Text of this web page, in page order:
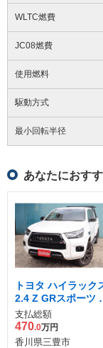
WLTC燃費
JC08燃費
使用燃料
駆動方式
最小回転半径
あなたにおす
トヨタ ハイラック
2.4 Z GRスポーツ
ィーゼルターボ 4WD
支払総額
470.0万円
香川県三豊市